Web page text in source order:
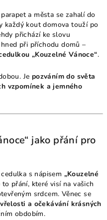
a města se zahalí do
každý kout domova touží po
přichází ke slovu
při příchodu domů –
„Kouzelné Vánoce“.
Je pozváním do světa
vzpomínek a jemného
jako přání pro
s nápisem „Kouzelné
přání, které visí na vašich
srdcem. Věnec se
a očekávání krásných
obdobím.